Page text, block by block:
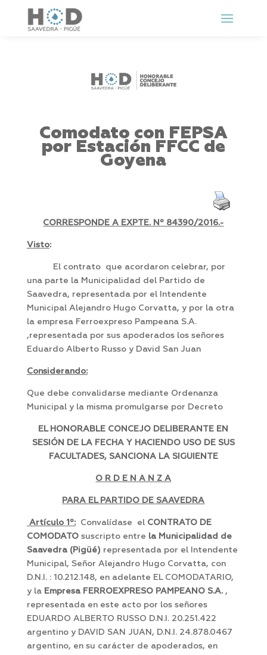
Comodato con FEPSA
por Estación FFCC de
Goyena
CORRESPONDE A EXPTE. Nº 84390/2016.-
Visto:
El contrato que acordaron celebrar, por
una parte la Municipalidad del Partido de
Saavedra, representada por el Intendente
Municipal Alejandro Hugo Corvatta, y por la otra
la empresa Ferroexpreso Pampeana S.A.
,representada por sus apoderados los señores
Eduardo Alberto Russo y David San Juan
Considerando:
Que debe convalidarse mediante Ordenanza
Municipal y la misma promulgarse por Decreto
EL HONORABLE CONCEJO DELIBERANTE EN
SESIÓN DE LA FECHA Y HACIENDO USO DE SUS
FACULTADES, SANCIONA LA SIGUIENTE
O R D E N A N Z A
PARA EL PARTIDO DE SAAVEDRA
Artículo 1º: Convalídase el CONTRATO DE
COMODATO suscripto entre la Municipalidad de
Saavedra (Pigüé) representada por el Intendente
Municipal, Señor Alejandro Hugo Corvatta, con
D.N.I. : 10.212.148, en adelante EL COMODATARIO,
y la Empresa FERROEXPRESO PAMPEANO S.A.,
representada en este acto por los señores
EDUARDO ALBERTO RUSSO D.N.I. 20.251.422
argentino y DAVID SAN JUAN, D.N.I. 24.878.0467
argentino, en su carácter de apoderados, en